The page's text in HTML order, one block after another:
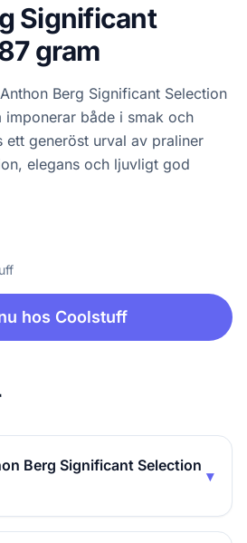
Significant
gram
Berg Significant Selection
imponerar både i smak och
ett generöst urval av praliner
elegans och ljuvligt god
hos Coolstuff
Berg Significant Selection
▾